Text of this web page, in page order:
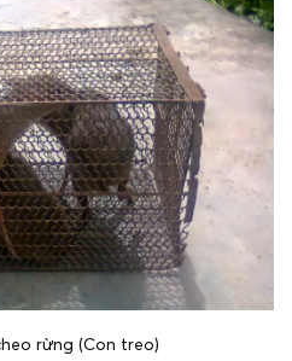
rừng (Con treo)